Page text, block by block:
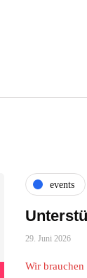
events
29. Juni 2026
Wir